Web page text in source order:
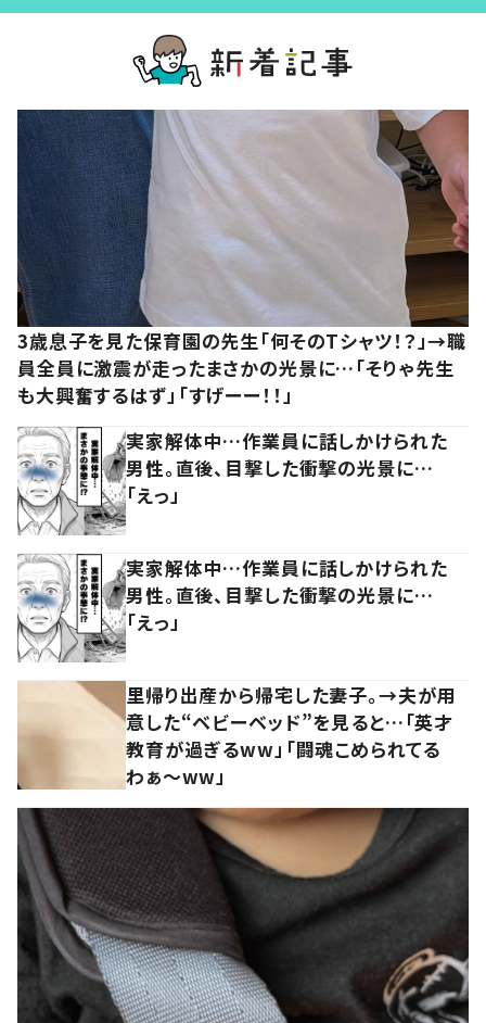
3歳息子を見た保育園の先生「何そのTシャツ！？」→職
員全員に激震が走ったまさかの光景に…「そりゃ先生
も大興奮するはず」「すげーー！！」
実家解体中…作業員に話しかけられた
男性。直後、目撃した衝撃の光景に…
「えっ」
実家解体中…作業員に話しかけられた
男性。直後、目撃した衝撃の光景に…
「えっ」
里帰り出産から帰宅した妻子。→夫が用
意した“ベビーベッド”を見ると…「英才
教育が過ぎるww」「闘魂こめられてる
わぁ～ww」